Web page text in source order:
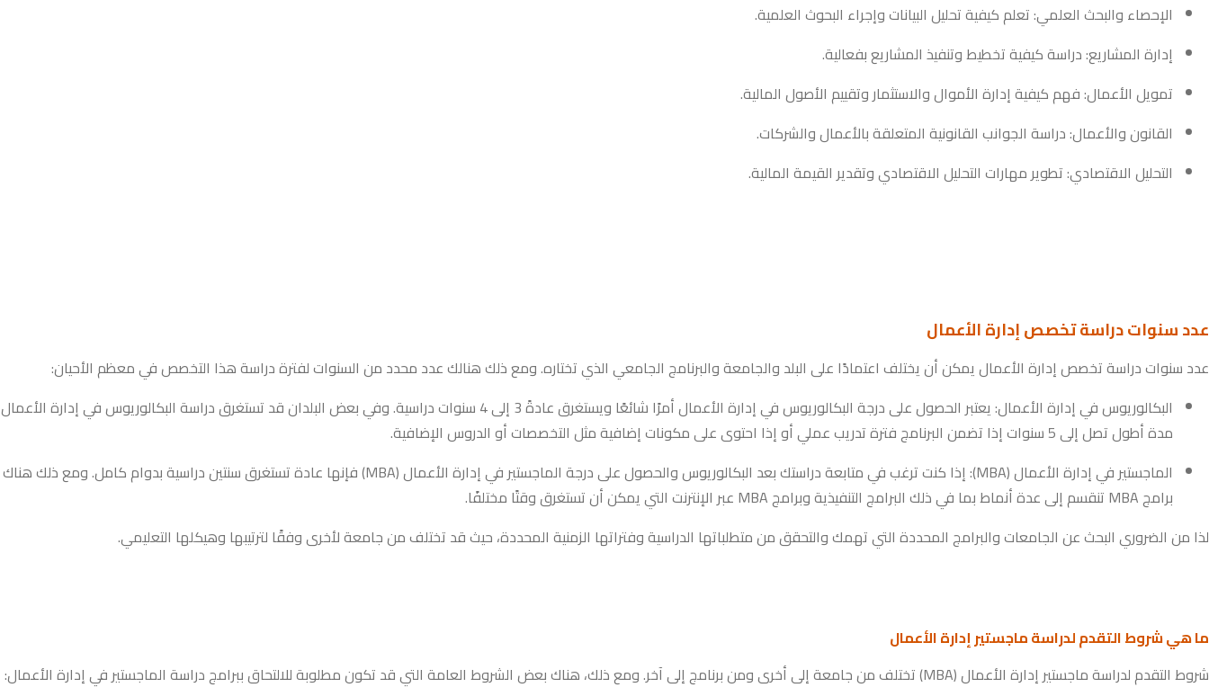
الإحصاء والبحث العلمي: تعلم كيفية تحليل البيانات وإجراء البحوث العلمية.
إدارة المشاريع: دراسة كيفية تخطيط وتنفيذ المشاريع بفعالية.
تمويل الأعمال: فهم كيفية إدارة الأموال والاستثمار وتقييم الأصول المالية.
القانون والأعمال: دراسة الجوانب القانونية المتعلقة بالأعمال والشركات.
التحليل الاقتصادي: تطوير مهارات التحليل الاقتصادي وتقدير القيمة المالية.
عدد سنوات دراسة تخصص إدارة الأعمال
عدد سنوات دراسة تخصص إدارة الأعمال يمكن أن يختلف اعتمادًا على البلد والجامعة والبرنامج الجامعي الذي تختاره. ومع ذلك هنالك عدد محدد من السنوات لفترة دراسة هذا التخصص في معظم الأحيان:
البكالوريوس في إدارة الأعمال: يعتبر الحصول على درجة البكالوريوس في إدارة الأعمال أمرًا شائعًا ويستغرق عادةً 3 إلى 4 سنوات دراسية. وفي بعض البلدان قد تستغرق دراسة البكالوريوس في إدارة الأعمال
مدة أطول تصل إلى 5 سنوات إذا تضمن البرنامج فترة تدريب عملي أو إذا احتوى على مكونات إضافية مثل التخصصات أو الدروس الإضافية.
الماجستير في إدارة الأعمال (MBA): إذا كنت ترغب في متابعة دراستك بعد البكالوريوس والحصول على درجة الماجستير في إدارة الأعمال (MBA) فإنها عادة تستغرق سنتين دراسية بدوام كامل. ومع ذلك هناك
برامج MBA تنقسم إلى عدة أنماط بما في ذلك البرامج التنفيذية وبرامج MBA عبر الإنترنت التي يمكن أن تستغرق وقتًا مختلفًا.
لذا من الضروري البحث عن الجامعات والبرامج المحددة التي تهمك والتحقق من متطلباتها الدراسية وفتراتها الزمنية المحددة، حيث قد تختلف من جامعة لأخرى وفقًا لترتيبها وهيكلها التعليمي.
ما هي شروط التقدم لدراسة ماجستير إدارة الأعمال
شروط التقدم لدراسة ماجستير إدارة الأعمال (MBA) تختلف من جامعة إلى أخرى ومن برنامج إلى آخر. ومع ذلك، هناك بعض الشروط العامة التي قد تكون مطلوبة للالتحاق ببرامج دراسة الماجستير في إدارة الأعمال: